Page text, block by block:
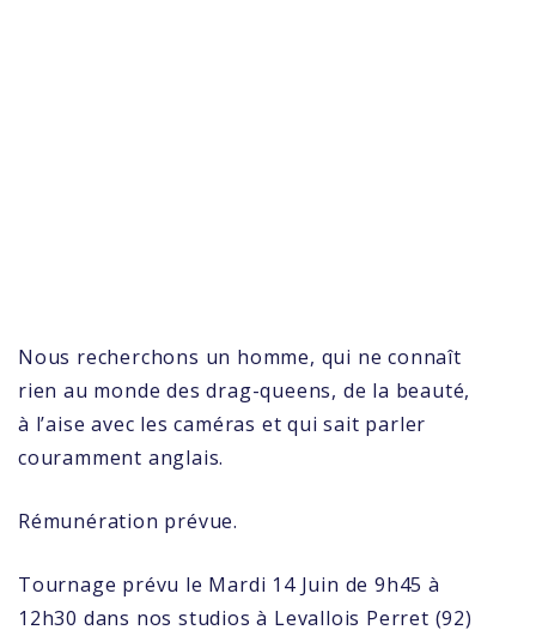
Nous recherchons un homme, qui ne connaît
rien au monde des drag-queens, de la beauté,
à l’aise avec les caméras et qui sait parler
couramment anglais.
Rémunération prévue.
Tournage prévu le Mardi 14 Juin de 9h45 à
12h30 dans nos studios à Levallois Perret (92)